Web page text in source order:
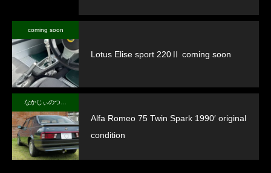
coming soon
Lotus Elise sport 220Ⅱ coming soon
Alfa Romeo 75 Twin Spark 1990′ original
condition